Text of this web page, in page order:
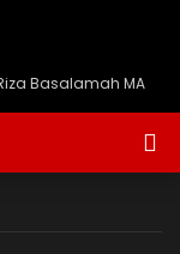
Basalamah MA